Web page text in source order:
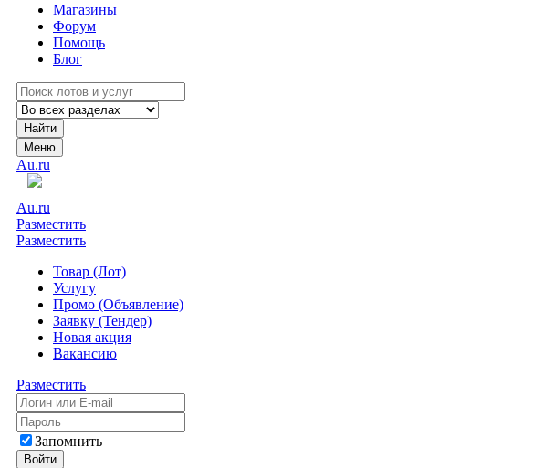
Магазины
Форум
Помощь
Блог
Найти
Меню
Au.ru
Au.ru
Разместить
Разместить
Товар (Лот)
Услугу
Промо (Объявление)
Заявку (Тендер)
Новая акция
Вакансию
Разместить
Запомнить
Войти